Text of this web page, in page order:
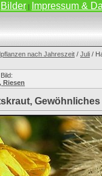
Bilder | Impressum &
nach Jahreszeit / Juli /
Riesen
Gewöhnliches